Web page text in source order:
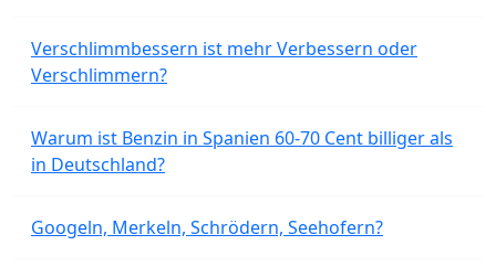
Verschlimmbessern ist mehr Verbessern oder
Verschlimmern?
Warum ist Benzin in Spanien 60-70 Cent billiger als
in Deutschland?
Googeln, Merkeln, Schrödern, Seehofern?